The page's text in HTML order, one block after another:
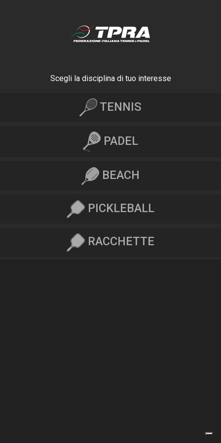
Scegli la disciplina di tuo interesse
TENNIS
PADEL
BEACH
PICKLEBALL
RACCHETTE